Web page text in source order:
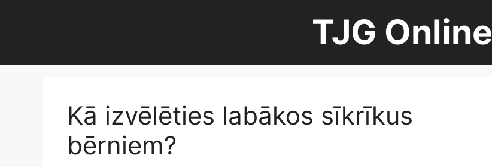
TJG Online
Kā izvēlēties labākos sīkrīkus
bērniem?